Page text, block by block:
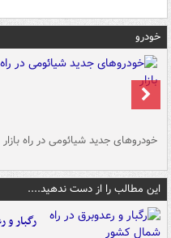
خودرو
خودروهای جدید شیائومی در راه بازار
این مطالب را از دست ندهید....
رگبار و